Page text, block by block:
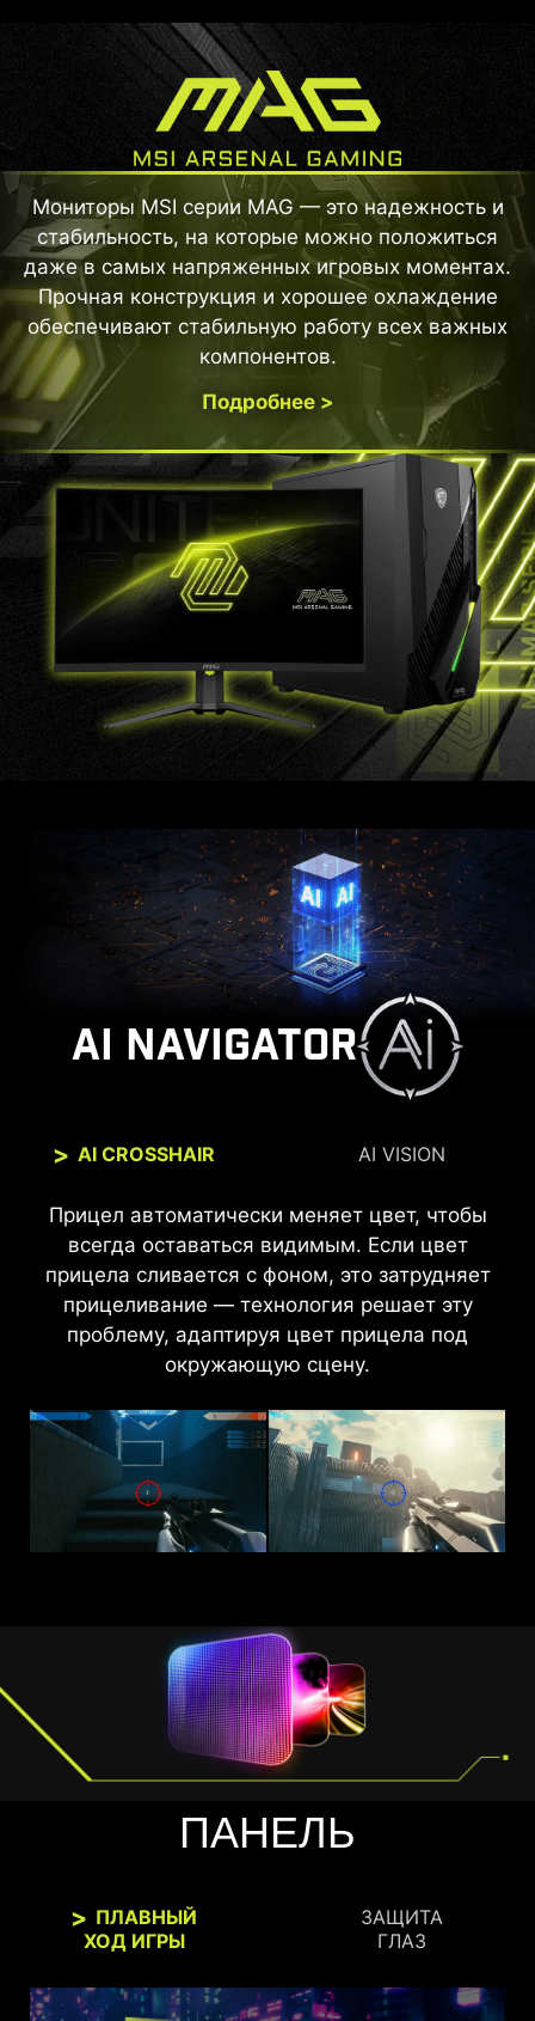
Мониторы MSI серии MAG — это надежность и
стабильность, на которые можно положиться
даже в самых напряженных игровых моментах.
Прочная конструкция и хорошее охлаждение
обеспечивают стабильную работу всех важных
компонентов.
Подробнее >
AI NAVIGATOR
AI CROSSHAIR AI VISION
Прицел автоматически меняет цвет, чтобы
всегда оставаться видимым. Если цвет
прицела сливается с фоном, это затрудняет
прицеливание — технология решает эту
проблему, адаптируя цвет прицела под
окружающую сцену.
AI Vision делает тёмные участки более
разборчивыми и усиливает общее освещение
и цветовую насыщенность, оживляя
изображение.
AI Vision вкл
ПАНЕЛЬ
ПЛАВНЫЙ
ХОД ИГРЫ
ЗАЩИТА
ГЛАЗ